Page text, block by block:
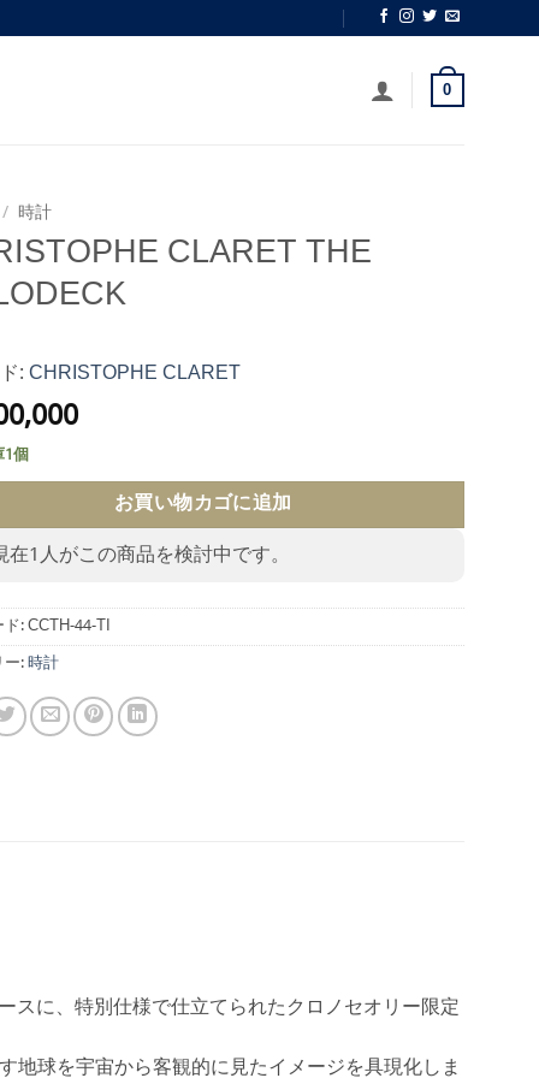
0
/ 時計
CLARET THE
:CHRISTOPHE CLARET
個
お買い物カゴに追加
在1人がこの商品を検討中です。
:CCTH-44-TI
:時計
に、特別仕様で仕立てられたクロノセオリー限定
地球を宇宙から客観的に見たイメージを具現化しま